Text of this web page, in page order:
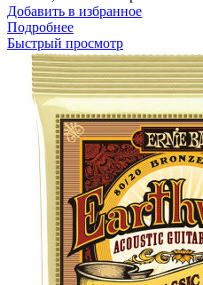
Добавить в избранное
Подробнее
Быстрый просмотр